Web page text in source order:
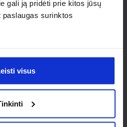
gali ją pridėti prie kitos jūsų
paslaugas surinktos
visus